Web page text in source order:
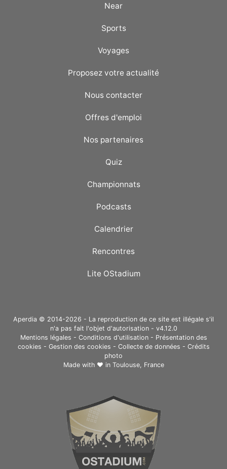
Near
Sports
Voyages
Proposez votre actualité
Nous contacter
Offres d'emploi
Nos partenaires
Quiz
Championnats
Podcasts
Calendrier
Rencontres
Lite OStadium
Aperdia © 2014-2026 - La reproduction de ce site est illégale s'il
n'a pas fait l'objet d'autorisation - v4.12.0
Mentions légales - Conditions d'utilisation- Présentation des
cookies - Gestion des cookies - Collecte de données - Crédits
photo
Made with ❤ in Toulouse, France